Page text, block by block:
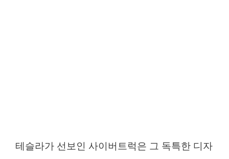
테슬라가 선보인 사이버트럭은 그 독특한 디자